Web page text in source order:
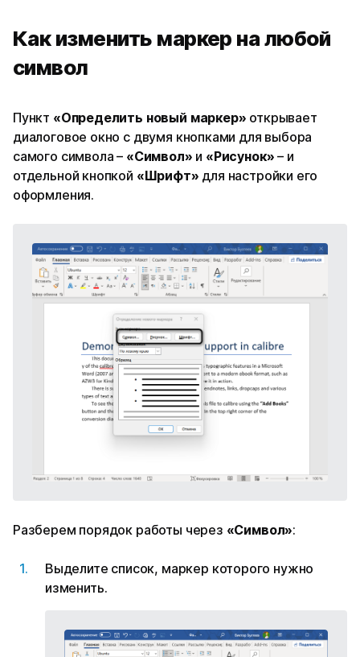
Как изменить маркер на любой
символ
Пункт «Определить новый маркер» открывает
диалоговое окно с двумя кнопками для выбора
самого символа – «Символ» и «Рисунок» – и
отдельной кнопкой «Шрифт» для настройки его
оформления.
Разберем порядок работы через «Символ»:
Выделите список, маркер которого нужно
изменить.